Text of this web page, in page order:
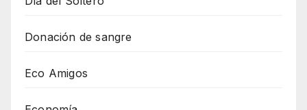
Donación de sangre
Eco Amigos